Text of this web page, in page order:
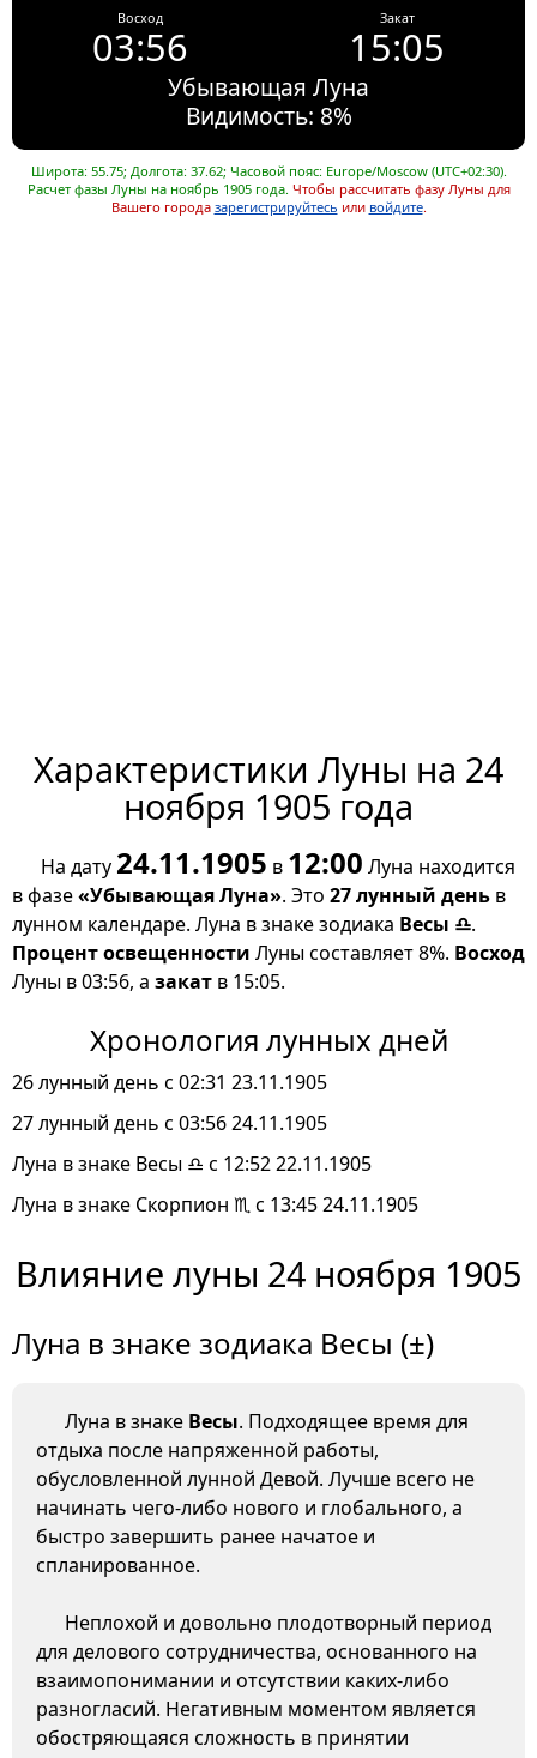
Восход
03:56
Закат
15:05
Убывающая Луна
Видимость: 8%
Широта: 55.75; Долгота: 37.62; Часовой пояс: Europe/Moscow (UTC+02:30).
Расчет фазы Луны на ноябрь 1905 года. Чтобы рассчитать фазу Луны для
Вашего города зарегистрируйтесь или войдите.
Характеристики Луны на 24
ноября 1905 года
На дату 24.11.1905 в 12:00 Луна находится
в фазе«Убывающая Луна». Это 27 лунный день в
лунном календаре. Луна в знаке зодиака Весы ♎.
Процент освещенности Луны составляет 8%. Восход
Луны в 03:56, а закат в 15:05.
Хронология лунных дней
26 лунный день с 02:31 23.11.1905
27 лунный день с 03:56 24.11.1905
Луна в знаке Весы ♎ с 12:52 22.11.1905
Луна в знаке Скорпион ♏ с 13:45 24.11.1905
Влияние луны 24 ноября 1905
Луна в знаке зодиака Весы (±)
Луна в знаке Весы. Подходящее время для
отдыха после напряженной работы,
обусловленной лунной Девой. Лучше всего не
начинать чего-либо нового и глобального, а
быстро завершить ранее начатое и
спланированное.
Неплохой и довольно плодотворный период
для делового сотрудничества, основанного на
взаимопонимании и отсутствии каких-либо
разногласий. Негативным моментом является
обостряющаяся сложность в принятии